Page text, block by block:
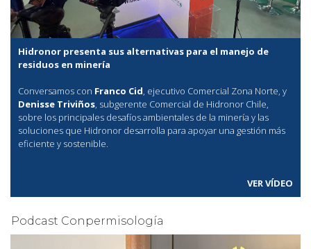
Hidronor presenta sus alternativas para el manejo de
residuos en minería
Conversamos con Franco Cid, ejecutivo Comercial Zona Norte, y
Denisse Triviños, subgerente Comercial de Hidronor Chile,
sobre los principales desafíos ambientales de la minería y las
soluciones que Hidronor desarrolla para apoyar una gestión más
eficiente y sostenible.
VER VÍDEO
Podcast Conpermisología